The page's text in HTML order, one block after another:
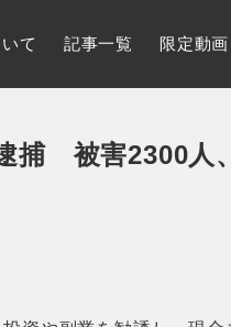
て 記事一覧 限定動画
捕 被害2300人